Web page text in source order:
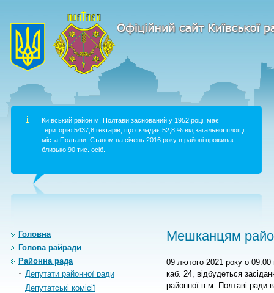
Київський район м. Полтави заснований у 1952 році, має
територію 5437,8 гектарів, що складає 52,8 % від загальної площі
міста Полтави. Станом на січень 2016 року в районі проживає
близько 90 тис. осіб.
Головна
Голова райради
Районна рада
Депутати районної ради
Депутатські комісії
Мешканцям
09 лютого 2021 року о
каб. 24, відбудеться
районної в м. Полтаві ради